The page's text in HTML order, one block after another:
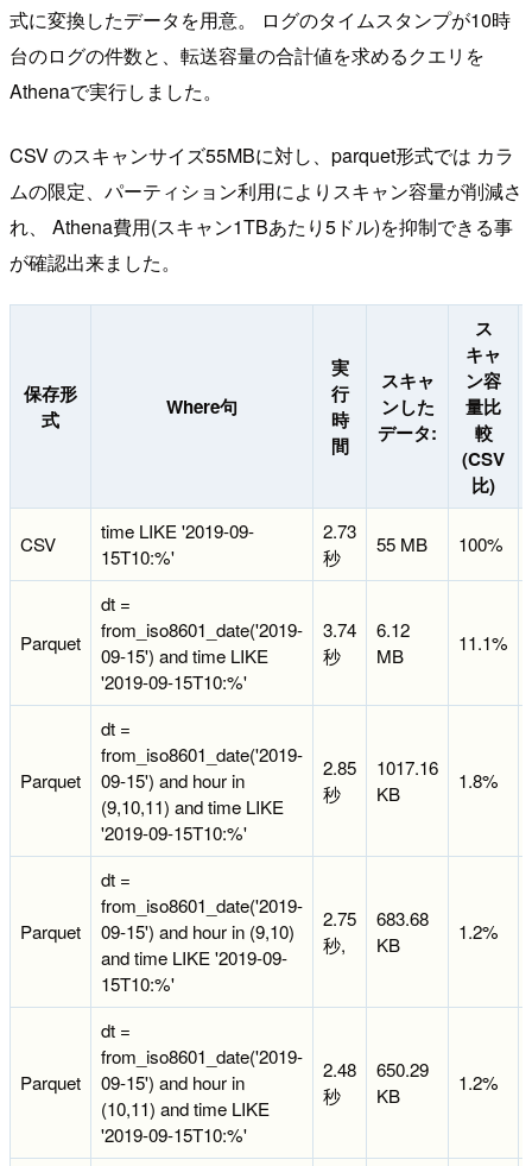
式に変換したデータを用意。 ログのタイムスタンプが10時
台のログの件数と、転送容量の合計値を求めるクエリを
Athenaで実行しました。
CSV のスキャンサイズ55MBに対し、parquet形式では カラ
ムの限定、パーティション利用によりスキャン容量が削減さ
れ、 Athena費用(スキャン1TBあたり5ドル)を抑制できる事
が確認出来ました。
保存形
式
Where句
実
行
時
間
スキャ
ンした
データ:
ス
キャ
ン容
量比
較
(CSV
比)
CSV
time LIKE '2019-09-
15T10:%'
2.73
秒
55 MB 100%
Parquet
dt =
from_iso8601_date('2019-
09-15') and time LIKE
'2019-09-15T10:%'
3.74
秒
6.12
MB
11.1%
Parquet
dt =
from_iso8601_date('2019-
09-15') and hour in
(9,10,11) and time LIKE
'2019-09-15T10:%'
2.85
秒
1017.16
KB
1.8%
Parquet
dt =
from_iso8601_date('2019-
09-15') and hour in (9,10)
and time LIKE '2019-09-
15T10:%'
2.75
秒,
683.68
KB
1.2%
Parquet
dt =
from_iso8601_date('2019-
09-15') and hour in
(10,11) and time LIKE
'2019-09-15T10:%'
2.48
秒
650.29
KB
1.2%